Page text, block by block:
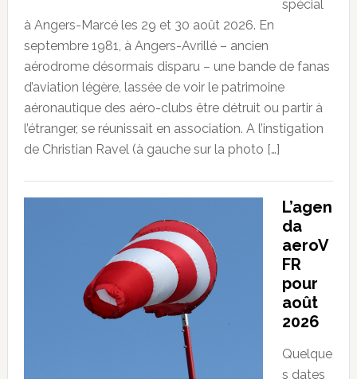
spécial
à Angers-Marcé les 29 et 30 août 2026. En
septembre 1981, à Angers-Avrillé – ancien
aérodrome désormais disparu – une bande de fanas
d’aviation légère, lassée de voir le patrimoine
aéronautique des aéro-clubs être détruit ou partir à
l’étranger, se réunissait en association. A l’instigation
de Christian Ravel (à gauche sur la photo […]
L’agen
da
aeroV
FR
pour
août
2026
Quelque
s dates